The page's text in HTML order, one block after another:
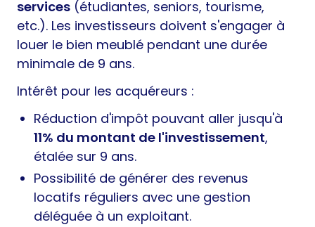
services (étudiantes, seniors, tourisme,
etc.). Les investisseurs doivent s'engager à
louer le bien meublé pendant une durée
minimale de 9 ans.
Intérêt pour les acquéreurs :
Réduction d'impôt pouvant aller jusqu'à
11% du montant de l'investissement,
étalée sur 9 ans.
Possibilité de générer des revenus
locatifs réguliers avec une gestion
déléguée à un exploitant.